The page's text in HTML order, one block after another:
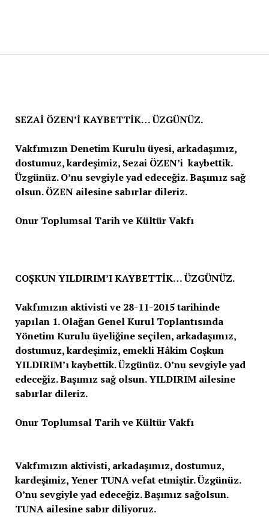
SEZAİ ÖZEN’İ KAYBETTİK… ÜZGÜNÜZ.
Vakfımızın Denetim Kurulu üyesi, arkadaşımız,
dostumuz, kardeşimiz, Sezai ÖZEN’i kaybettik.
Üzgünüz. O’nu sevgiyle yad edeceğiz. Başımız sağ
olsun. ÖZEN ailesine sabırlar dileriz.
Onur Toplumsal Tarih ve Kültür Vakfı
COŞKUN YILDIRIM’I KAYBETTİK… ÜZGÜNÜZ.
Vakfımızın aktivisti ve 28-11-2015 tarihinde
yapılan 1. Olağan Genel Kurul Toplantısında
Yönetim Kurulu üyeliğine seçilen, arkadaşımız,
dostumuz, kardeşimiz, emekli Hâkim Coşkun
YILDIRIM’ı kaybettik. Üzgünüz. O’nu sevgiyle yad
edeceğiz. Başımız sağ olsun. YILDIRIM ailesine
sabırlar dileriz.
Onur Toplumsal Tarih ve Kültür Vakfı
Vakfımızın aktivisti, arkadaşımız, dostumuz,
kardeşimiz, Yener TUNA vefat etmiştir. Üzgünüz.
O’nu sevgiyle yad edeceğiz. Başımız sağolsun.
TUNA ailesine sabır diliyoruz.